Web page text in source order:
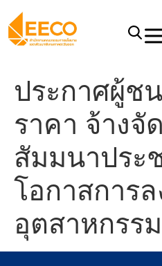
ประกาศผู้ช
ราคา จ้างจั
สัมมนาประ
โอกาสการ
อุตสาหกรร